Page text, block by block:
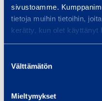
sivustoamme.
tietoja muihin tietoihin,
kerätty, kun olet käyttänyt
valinta
Välttämätön
Mieltymykset
(1): Volume: 1,700
9 EUR
Marketing,
Ramirentis a leading